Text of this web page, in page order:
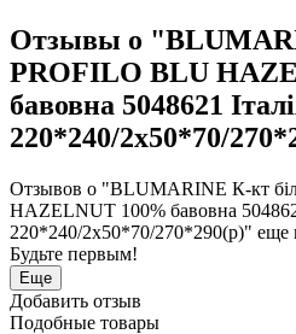
Отзывы о
PROFILO BLU
бавовна 5048621
220*240/2х50*70/
Отзывов о "BLUMARINE К-кт
HAZELNUT 100% бавовна
220*240/2х50*70/270*290(р)" еще
Будьте первым!
Еще
Добавить отзыв
Подобные товары